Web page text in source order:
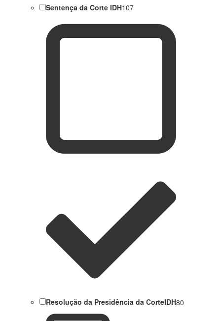
Sentença da Corte IDH107
Resolução da Presidência da CorteIDH80